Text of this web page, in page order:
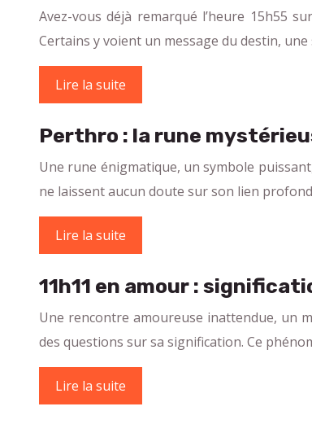
Avez-vous déjà remarqué l’heure 15h55
Certains y voient un message du destin,
Lire la suite
Perthro : la rune
Une rune énigmatique, un symbole
ne laissent aucun doute sur son lien
Lire la suite
11h11 en amour :
Une rencontre amoureuse inattendue, un
des questions sur sa signification. Ce
Lire la suite